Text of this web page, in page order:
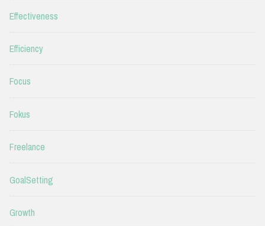
Effectiveness
Efficiency
Focus
Fokus
Freelance
GoalSetting
Growth